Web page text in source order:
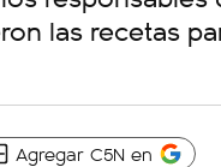
las recetas
Agregar C5N en